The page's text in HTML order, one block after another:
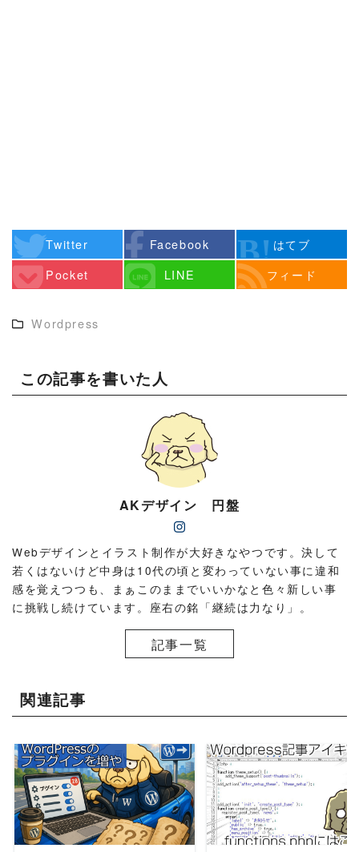
Twitter Facebook
はてブ
Pocket
LINE フィード
Wordpress
この記事を書いた人
AKデザイン 円盤
Webデザインとイラスト制作が大好きなやつです。決して
若くはないけど中身は10代の頃と変わっていない事に違和
感を覚えつつも、まぁこのままでいいかなと色々新しい事
に挑戦し続けています。座右の銘「継続は力なり」。
記事一覧
関連記事
READ MORE READ MORE